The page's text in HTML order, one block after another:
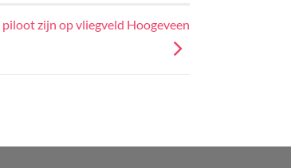
zijn op vliegveld Hoogeveen